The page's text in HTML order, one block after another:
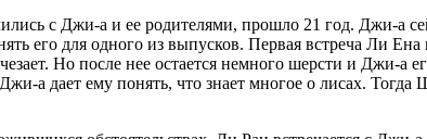
с Джи-а и ее родителями, прошло 21 год. Джи-а
его для одного из выпусков. Первая встреча Ли
Но после нее остается немного шерсти и Джи-
а дает ему понять, что знает многое о лисах.